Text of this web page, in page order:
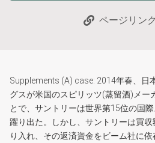
ページリン
Supplements (A) case: 2014年春、日
グスが米国のスピリッツ(蒸留酒)メー
とで、サントリーは世界第15位の国
躍り出た。しかし、サントリーは買
り入れ、その返済資金をビーム社に依